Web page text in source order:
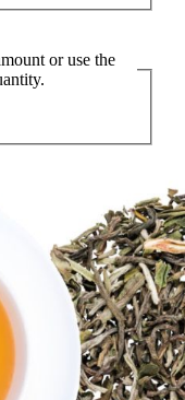
or use the